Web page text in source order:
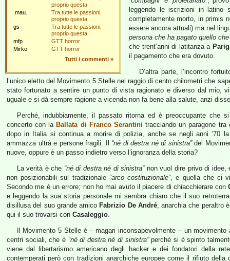
proprio questa
.mau.
Tra tutte le passioni,
proprio questa
gs
Tra tutte le passioni,
proprio questa
mfp
GTT horror
Mirko
GTT horror
Tutti i commenti »
leggendo le iscrizioni in latino
completamente morto, in primis
essere ancora attuali) ma nel
persona che ha pagato quello
che trent’anni di latitanza a
il pagamento che era dovuto.
D’altra parte, l’incontro
l’unico eletto del Movimento 5 Stelle nel raggio di cento chilometri che
stato fortunato a sentire un punto di vista ragionato e diverso dal mio,
uguale e si dà sempre ragione a vicenda non fa bene alla salute, anzi
Perché, indubbiamente, il passato ritorna ed è preoccupante
concerto con la Ballata di Franco Serantini tracciando un paragone tra
dopo in Italia si continua a morire di polizia, anche se negli anni ’70
ammazza ultrà e persone fragili. Il “né di destra né di sinistra”del
nuove, oppure è un passo indietro verso l’ignoranza della storia?
La verità è che “né di destra né di sinistra”non vuol dire privo di idee,
non posizionabili sul tradizionale “arco costituzionale”, e quella che ci
Secondo me è un errore; non ho mai avuto il piacere di chiacchierare con
e leggendo la sua storia personale mi sembra chiaro che il suo
disillusa del suo grande amico Fabrizio De André; anarchia che peraltro
qui il suo trovarsi con Casaleggio.
Il Movimento 5 Stelle è – magari inconsapevolmente – un
centri sociali, che è “né di destra né di sinistra”perché si è spinto
viene dal libertarismo americano degli hacker e dei fondatori della
contemperati però con tradizioni anarchiche europee come il rifiuto della